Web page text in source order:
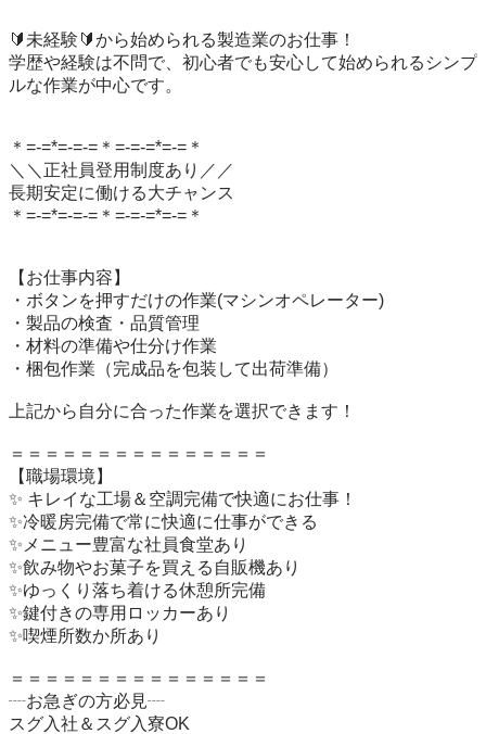
🔰未経験🔰から始められる製造業のお仕事！
学歴や経験は不問で、初心者でも安心して始められるシンプ
ルな作業が中心です。
＊=-=*=-=-=＊=-=-=*=-=＊
＼＼正社員登用制度あり／／
長期安定に働ける大チャンス
＊=-=*=-=-=＊=-=-=*=-=＊
【お仕事内容】
・ボタンを押すだけの作業(マシンオペレーター)
・製品の検査・品質管理
・材料の準備や仕分け作業
・梱包作業（完成品を包装して出荷準備）
上記から自分に合った作業を選択できます！
＝＝＝＝＝＝＝＝＝＝＝＝＝＝＝
【職場環境】
✨ キレイな工場＆空調完備で快適にお仕事！
✨冷暖房完備で常に快適に仕事ができる
✨メニュー豊富な社員食堂あり
✨飲み物やお菓子を買える自販機あり
✨ゆっくり落ち着ける休憩所完備
✨鍵付きの専用ロッカーあり
✨喫煙所数か所あり
＝＝＝＝＝＝＝＝＝＝＝＝＝＝＝
┈お急ぎの方必見┈
スグ入社＆スグ入寮OK